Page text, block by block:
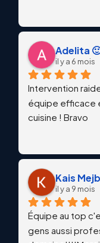
Adelita
il y a 6 mois
Intervention
équipe efficace
cuisine ! Bravo
Kais
il y a 9 mois
Équipe au top
gens aussi